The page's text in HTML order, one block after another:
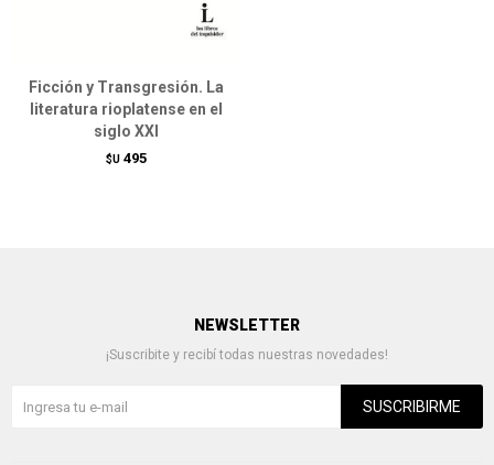
Ficción y Transgresión. La
literatura rioplatense en el
siglo XXI
$U 495
NEWSLETTER
¡Suscribite y recibí todas nuestras novedades!
SUSCRIBIRME